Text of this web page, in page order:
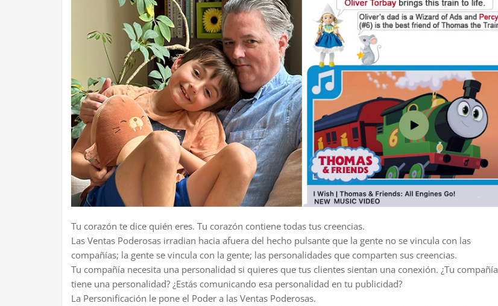
Tu corazón te dice quién eres. Tu corazón contiene todas tus creencias.
Las Ventas Poderosas irradian hacia afuera del hecho pulsante que la gente no se vincula con las
compañías; la gente se vincula con la gente; las personalidades que comparten sus creencias.
Tu compañía necesita una personalidad si quieres que tus clientes sientan una conexión. ¿Tu compañía
tiene una personalidad? ¿Estás comunicando esa personalidad en tu publicidad?
La Personificación le pone el Poder a las Ventas Poderosas.